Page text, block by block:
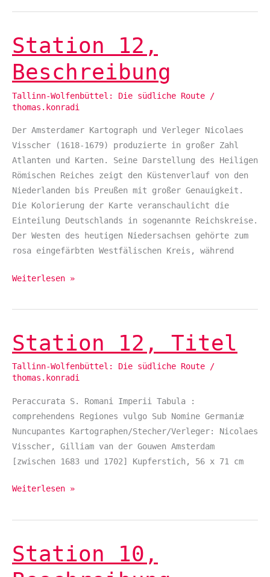
Station 12,
Beschreibung
Tallinn-Wolfenbüttel: Die südliche Route /
thomas.konradi
Der Amsterdamer Kartograph und Verleger Nicolaes
Visscher (1618-1679) produzierte in großer Zahl
Atlanten und Karten. Seine Darstellung des Heiligen
Römischen Reiches zeigt den Küstenverlauf von den
Niederlanden bis Preußen mit großer Genauigkeit.
Die Kolorierung der Karte veranschaulicht die
Einteilung Deutschlands in sogenannte Reichskreise.
Der Westen des heutigen Niedersachsen gehörte zum
rosa eingefärbten Westfälischen Kreis, während
Station
12,
Beschreibung
Weiterlesen »
Station 12, Titel
Tallinn-Wolfenbüttel: Die südliche Route /
thomas.konradi
Peraccurata S. Romani Imperii Tabula :
comprehendens Regiones vulgo Sub Nomine Germaniæ
Nuncupantes Kartographen/Stecher/Verleger: Nicolaes
Visscher, Gilliam van der Gouwen Amsterdam
[zwischen 1683 und 1702] Kupferstich, 56 x 71 cm
Station
12,
Titel
Weiterlesen »
Station 10,
Station
10,